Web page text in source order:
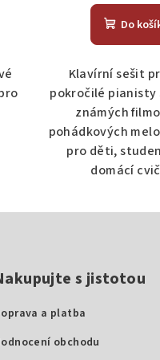
Do
Klavírní sešit
pokročilé pianisty
známých
pohádkových
pro děti,
domácí
s jistotou
a platba
obchodu